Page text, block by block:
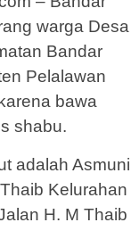
warga Desa
Bandar
Pelalawan
bawa
shabu.
adalah
H. M